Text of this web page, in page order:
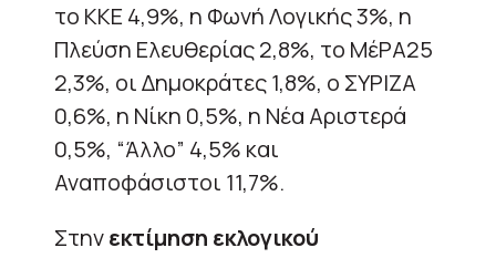
το ΚΚΕ 4,9%, η Φωνή Λογικής 3%, η
Πλεύση Ελευθερίας 2,8%, το ΜέΡΑ25
2,3%, οι Δημοκράτες 1,8%, ο ΣΥΡΙΖΑ
0,6%, η Νίκη 0,5%, η Νέα Αριστερά
0,5%, “Άλλο” 4,5% και
Αναποφάσιστοι 11,7%.
Στηνεκτίμηση εκλογικού